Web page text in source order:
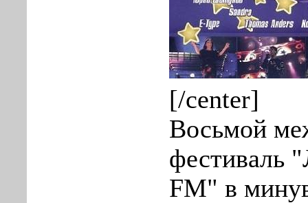
[/center]
Восьмой
фестиваль
FM" в